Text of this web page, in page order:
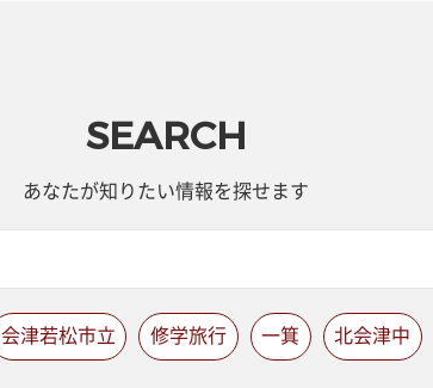
SEARCH
あなたが知りたい情報を探せます
会津若松市立 修学旅行 一箕 北会津中